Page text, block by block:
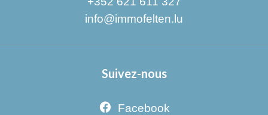
info@immofelten.lu
Suivez-nous
Facebook